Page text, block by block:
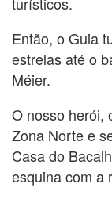
Então, o Guia
estrelas até o
Méier.
O nosso herói,
Zona Norte e
Casa do
esquina com a